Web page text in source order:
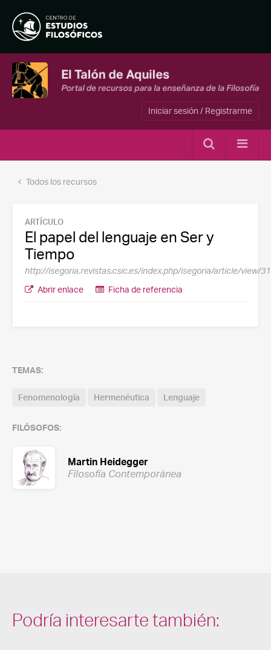
Iniciar sesión / Registrarme
Todos los recursos
ARTÍCULO
El papel del lenguaje en Ser y
Tiempo
http://isegoria.revistas.csic.es/index.php/isegoria/article/view/
Abrir enlace
Ficha de referencia
TEMAS:
Fenomenología Hermenéutica Lenguaje
FILÓSOFOS:
Martin Heidegger
Filosofía Contemporánea
Podría interesarte también: